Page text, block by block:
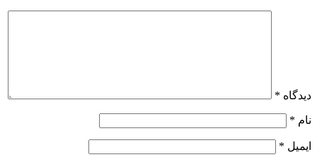
دیدگاه *
نام *
ایمیل *